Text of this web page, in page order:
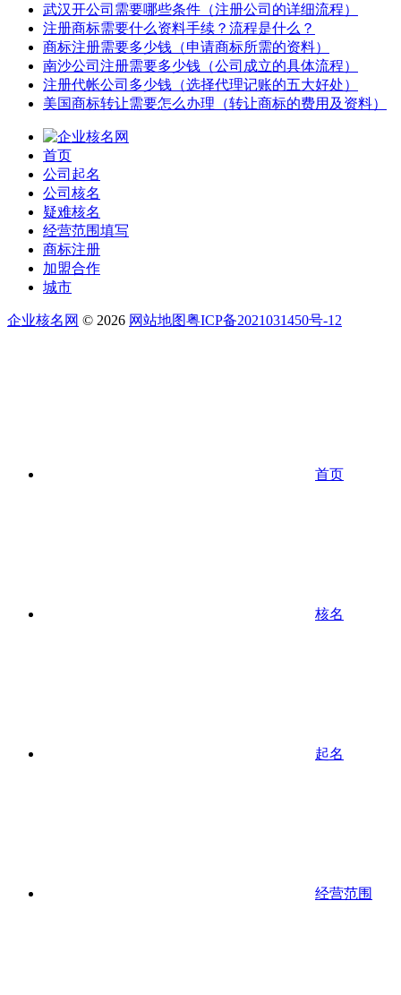
武汉开公司需要哪些条件（注册公司的详细流程）
注册商标需要什么资料手续？流程是什么？
商标注册需要多少钱（申请商标所需的资料）
南沙公司注册需要多少钱（公司成立的具体流程）
注册代帐公司多少钱（选择代理记账的五大好处）
美国商标转让需要怎么办理（转让商标的费用及资料）
首页
公司起名
公司核名
疑难核名
经营范围填写
商标注册
加盟合作
城市
企业核名网 © 2026 网站地图粤ICP备2021031450号-12
首页
核名
起名
经营范围